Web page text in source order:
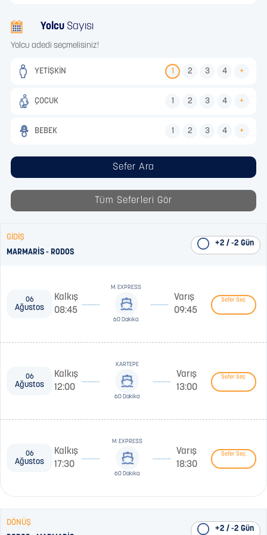
YolcuSayısı
Yolcu adedi seçmelisiniz!
YETİŞKİN 1 2 3 4 +
ÇOCUK 1 2 3 4 +
BEBEK 1 2 3 4 +
GİDİŞ
MARMARİS - RODOS
+2 / -2 Gün
06
Ağustos
Kalkış
08:45
M. EXPRESS
60 Dakika
Varış
09:45
Sefer Seç
06
Ağustos
Kalkış
12:00
KARTEPE
60 Dakika
Varış
13:00
Sefer Seç
06
Ağustos
Kalkış
17:30
M. EXPRESS
60 Dakika
Varış
18:30
Sefer Seç
DÖNÜŞ
+2 / -2 Gün